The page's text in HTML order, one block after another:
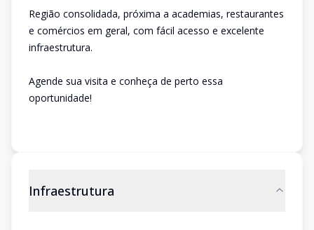
Região consolidada, próxima a academias, restaurantes
e comércios em geral, com fácil acesso e excelente
infraestrutura.
Agende sua visita e conheça de perto essa
oportunidade!
Infraestrutura